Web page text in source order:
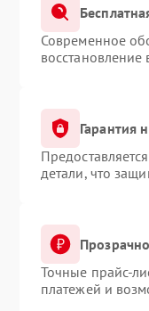
Современное
Гарантия
детали, что
Точные прайс-
платежей и